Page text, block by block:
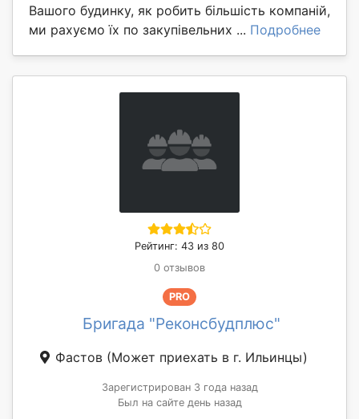
Вашого будинку, як робить більшість компаній,
ми рахуємо їх по закупівельних ... Подробнее
Рейтинг: 43 из 80
0 отзывов
PRO
Бригада "Реконсбудплюс"
Фастов (Может приехать в г. Ильинцы)
Зарегистрирован 3 года назад
Был на сайте день назад